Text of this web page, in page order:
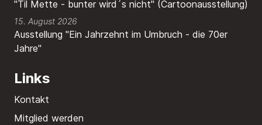
"Til Mette - bunter wird´s nicht" (Cartoonausstellung)
15. August 2026
Ausstellung "Ein Jahrzehnt im Umbruch - die 70er
Jahre"
Links
Kontakt
Mitglied werden